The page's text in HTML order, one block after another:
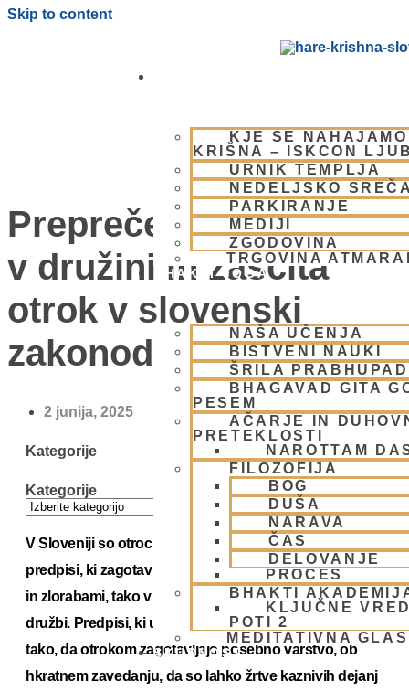
Skip to content
KJE SE
KRIŠNA – ISKCON
URNIK TEMPLJA
NEDELJSKO
PARKIRANJE
MEDIJI
ZGODOVINA
TRGOVINA
BHAKTI JOGA
NAŠA UČENJA
BISTVENI NAUKI
ŠRILA
BHAGAVAD GITA
PESEM
AČARJE IN
PRETEKLOSTI
NAROTTAM
FILOZOFIJA
BOG
DUŠA
NARAVA
ČAS
DELOVANJE
PROCES
BHAKTI
KLJUČNE
POTI 2
MEDITATIVNA
SKUPNOST
Preprečevanje nasilja
v družini in zaščita
otrok v slovenski
zakonodaji
2 junija, 2025
Kategorije
Kategorije
V Sloveniji so otroci varovani z različnimi zakonskimi
predpisi, ki zagotavljajo njihovo zaščito pred nasiljem
in zlorabami, tako v družinskem okolju kot tudi v širši
družbi. Predpisi, ki urejajo zaščito otrok, so zasnovani
tako, da otrokom zagotavljajo posebno varstvo, ob
hkratnem zavedanju, da so lahko žrtve kaznivih dejanj